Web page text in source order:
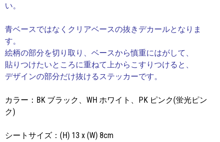
い。
青ベースではなくクリアベースの抜きデカールとなりま
す。
絵柄の部分を切り取り、ベースから慎重にはがして、
貼りつけたいところに重ねて上からこすりつけると、
デザインの部分だけ抜けるステッカーです。
カラー：BK ブラック、WH ホワイト、PK ピンク(蛍光ピン
ク)
シートサイズ：(H) 13 x (W) 8cm